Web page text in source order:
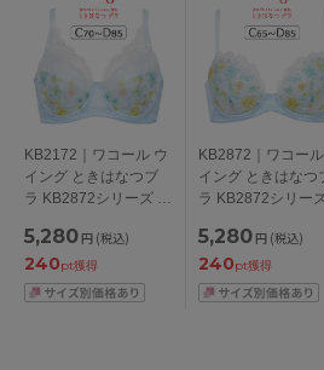
KB2172｜ワコール ウ
イング ときはなつブ
ラ KB2872シリーズ ブ
ップ CDEFカップ ア
ンダー70/75/80/85cm
5,280 円 (税込)
240pt獲得
KB2872｜ワコー
イング ときはなつ
ラ KB2872シリー
ABCDEFカップ アン
ダー65/70/75/80/
5,280 円 (税込)
240pt獲得